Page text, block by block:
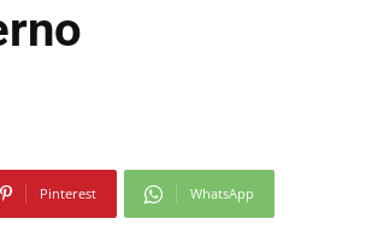
Pinterest WhatsApp